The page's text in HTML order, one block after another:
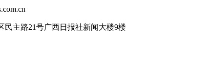
民主路21号广西日报社新闻大楼9楼